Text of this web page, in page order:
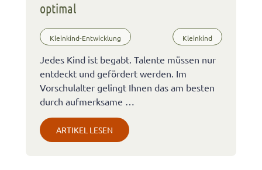
optimal
Kleinkind-Entwicklung Kleinkind
Jedes Kind ist begabt. Talente müssen nur
entdeckt und gefördert werden. Im
Vorschulalter gelingt Ihnen das am besten
durch aufmerksame …
ARTIKEL LESEN